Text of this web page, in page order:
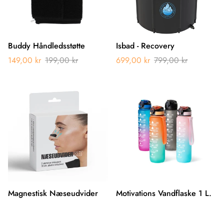
Buddy Håndledsstøtte
149,00 kr 199,00 kr
Isbad - Recovery
699,00 kr 799,00 kr
Magnestisk Næseudvider
Motivations Vandflaske 1 L.